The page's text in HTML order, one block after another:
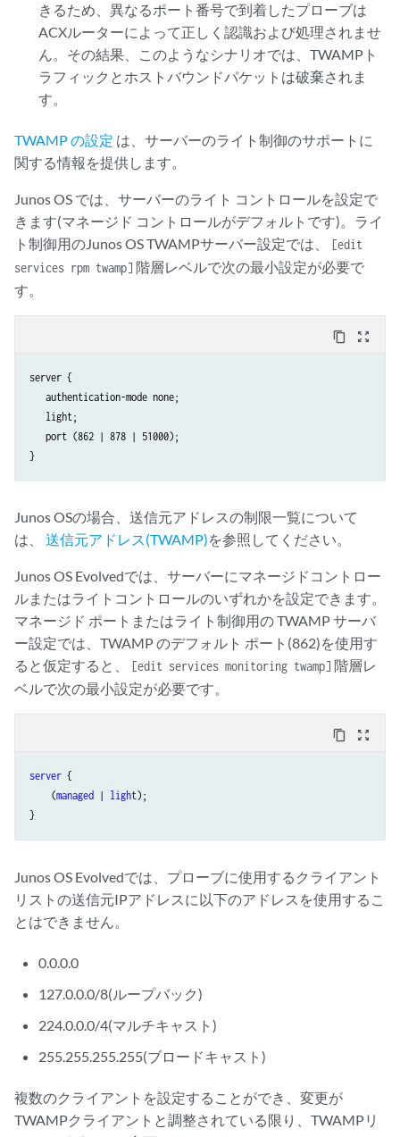
きるため、異なるポート番号で到着したプローブは
ACXルーターによって正しく認識および処理されませ
ん。その結果、このようなシナリオでは、TWAMPト
ラフィックとホストバウンドパケットは破棄されま
す。
TWAMP の設定 は、サーバーのライト制御のサポートに
関する情報を提供します。
Junos OS では、サーバーのライト コントロールを設定で
きます(マネージド コントロールがデフォルトです)。ライ
ト制御用のJunos OS TWAMPサーバー設定では、
[edit
services rpm twamp] 階層レベルで次の最小設定が必要で
す。
content_copy zoom_out_map
server {
   authentication-mode none;
   light;
   port (862 | 878 | 51000);
}
Junos OSの場合、送信元アドレスの制限一覧について
は、 送信元アドレス(TWAMP)を参照してください。
Junos OS Evolvedでは、サーバーにマネージドコントロー
ルまたはライトコントロールのいずれかを設定できます。
マネージド ポートまたはライト制御用の TWAMP サーバ
ー設定では、TWAMP のデフォルト ポート(862)を使用す
ると仮定すると、
[edit services monitoring twamp] 階層レ
ベルで次の最小設定が必要です。
content_copy zoom_out_map
server {
    (
managed | light);
Junos OS Evolvedでは、プローブに使用するクライアント
リストの送信元IPアドレスに以下のアドレスを使用するこ
とはできません。
0.0.0.0
127.0.0.0/8(ループバック)
224.0.0.0/4(マルチキャスト)
255.255.255.255(ブロードキャスト)
複数のクライアントを設定することができ、変更が
TWAMPクライアントと調整されている限り、TWAMPリ